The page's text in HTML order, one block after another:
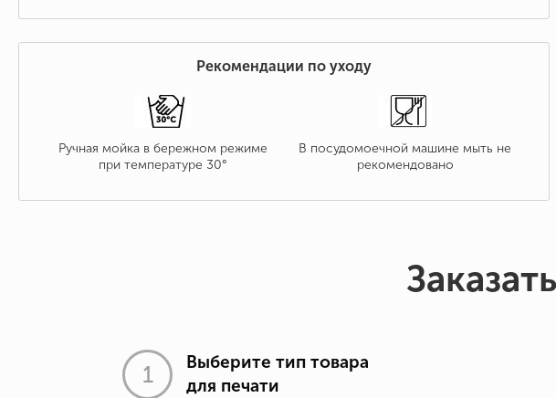
Рекомендации по уходу
Ручная мойка в бережном режиме
при температуре 30°
В посудомоечной машине мыть не
рекомендовано
Выберите тип товара
для печати